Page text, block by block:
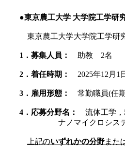
●東京農工大学 大学院工学研
東京農工大学大学院工学研
1．募集人員： 助教 2名
2．着任時期： 2025年12月1
3．雇用形態： 常勤職員(任期
4．応募分野名：
流体工学，
ナノマイクロシステム，
上記のいずれかの分野また